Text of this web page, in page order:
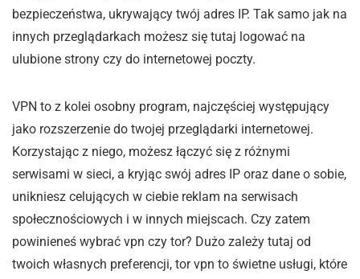
bezpieczeństwa, ukrywający twój adres IP. Tak samo jak na
innych przeglądarkach możesz się tutaj logować na
ulubione strony czy do internetowej poczty.
VPN to z kolei osobny program, najczęściej występujący
jako rozszerzenie do twojej przeglądarki internetowej.
Korzystając z niego, możesz łączyć się z różnymi
serwisami w sieci, a kryjąc swój adres IP oraz dane o sobie,
unikniesz celujących w ciebie reklam na serwisach
społecznościowych i w innych miejscach. Czy zatem
powinieneś wybrać vpn czy tor? Dużo zależy tutaj od
twoich własnych preferencji, tor vpn to świetne usługi, które